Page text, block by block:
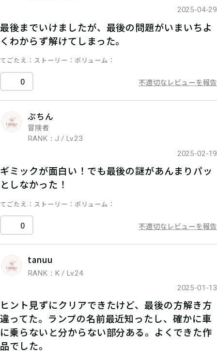
2025-04-29
最後までいけましたが、最後の問題がいまいちよ
くわからず解けてしまった。
てごたえ ストーリー ボリューム
0 不適切なレビューを報告
ぷちん
冒険者
RANK：J / Lv.23
2025-02-19
ギミックが面白い！でも最後の謎があんまりパッ
としなかった！
てごたえ ストーリー ボリューム
0 不適切なレビューを報告
tanuu
RANK：K / Lv.24
2025-01-13
ヒント見ずにクリアできたけど、最後の方解き方
違ってた。ランプの名前最近知ったし、確かに車
に乗らないと分からない部分ある。よくできた作
品でした。